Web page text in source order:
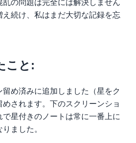
乱の問題は完全には解決しません
え続け、私はまだ大切な記録を忘
こと:
め済みに追加しました（星をク
めされます。下のスクリーンショ
で星付きのノートは常に一番上に
ました。